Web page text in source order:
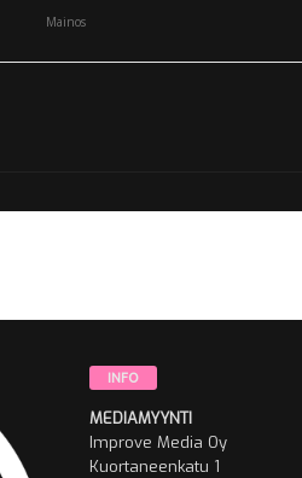
Mainos
INFO
MEDIAMYYNTI
Improve Media Oy
Kuortaneenkatu 1